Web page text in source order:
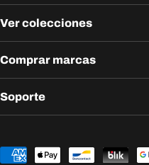
Ver colecciones
Comprar marcas
Soporte
Métodos